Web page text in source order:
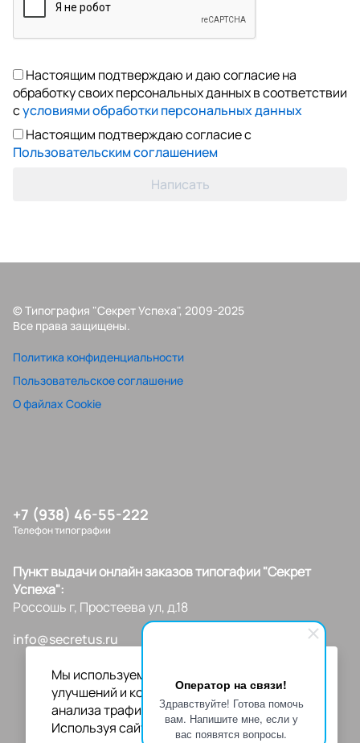
Оператор на связи!
Здравствуйте! Готова помочь
вам. Напишите мне, если у
вас появятся вопросы.
Настоящим подтверждаю и даю согласие на
обработку своих персональных данных в соответствии
сусловиями обработки персональных данных
Настоящим подтверждаю согласие с
Пользовательским соглашением
Написать
© Типография "Секрет Успеха", 2009-2025
Все права защищены.
Политика конфиденциальности
Пользовательское соглашение
О файлах Cookie
+7 (938) 46-55-222
Телефон типографии
Пункт выдачи онлайн заказов типогафии "Секрет
Успеха":
Россошь г, Простеева ул, д.18
info@secretus.ru
Мы используем файлы cookies для
улучшений и корректной работы сайта,
анализа трафика и персонализации.
Используя сайт или кликая на "Я согласен",